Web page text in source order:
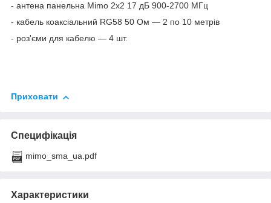
- антена панельна Mimo 2x2 17 дБ 900-2700 МГц
- кабель коаксіальний RG58 50 Ом — 2 по 10 метрів
- роз'єми для кабелю — 4 шт.
Приховати
Специфікація
mimo_sma_ua.pdf
Характеристики